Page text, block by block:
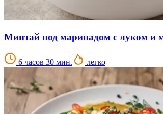
Минтай под маринадом с луком и
6 часов 30 мин. легко